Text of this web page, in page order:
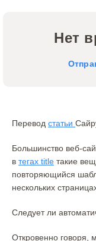
Нет
Перевод статьи
Большинство веб-
в тегах title такие
повторяющийся
нескольких
Следует ли
Откровенно говоря,